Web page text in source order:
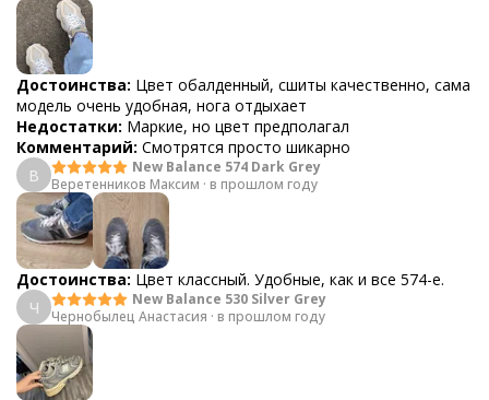
Достоинства: Цвет обалденный, сшиты качественно, сама
модель очень удобная, нога отдыхает
Недостатки: Маркие, но цвет предполагал
Комментарий: Смотрятся просто шикарно
В
New Balance 574 Dark Grey
Веретенников Максим · в прошлом году
Достоинства: Цвет классный. Удобные, как и все 574-е.
Ч
New Balance 530 Silver Grey
Чернобылец Анастасия · в прошлом году